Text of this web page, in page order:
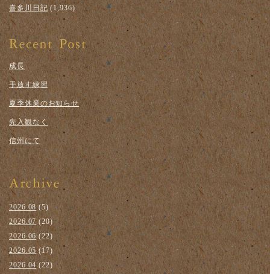
喜多川日記(1,936)
成長
手放す練習
夏季休業のお知らせ
先入観なく
信州にて
2026.08(5)
2026.07(20)
2026.06(22)
2026.05 (17)
2026.04(22)